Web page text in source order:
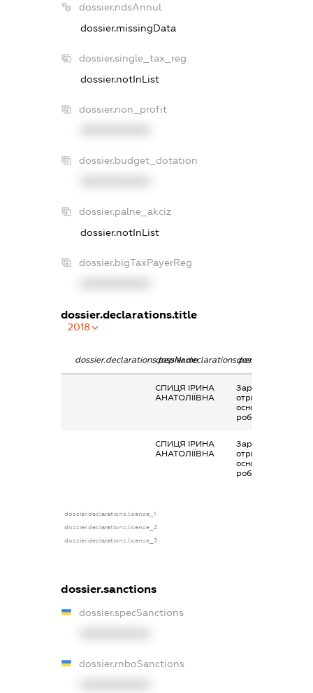
dossier.ndsAnnul
dossier.missingData
dossier.single_tax_reg
dossier.notInList
dossier.non_profit
dossier.budget_dotation
dossier.palne_akciz
dossier.notInList
dossier.bigTaxPayerReg
dossier.declarations.title
2018
dossier.declarations.pepNamedossier.declarations.personName
СПИЦЯ ІРИНА
АНАТОЛІЇВНА
Заробітна плата
отримана за
основним місцем
роботи
СПИЦЯ ІРИНА
АНАТОЛІЇВНА
Заробітна плата
отримана за
основним місцем
роботи
dossier.declarations.license_1
dossier.declarations.license_2
dossier.declarations.license_3
dossier.sanctions
dossier.specSanctions
dossier.rnboSanctions